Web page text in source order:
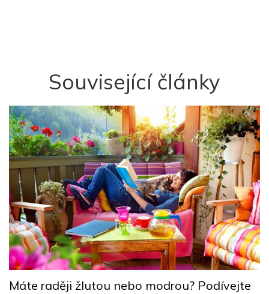
Související články
Máte raději žlutou nebo modrou? Podívejte